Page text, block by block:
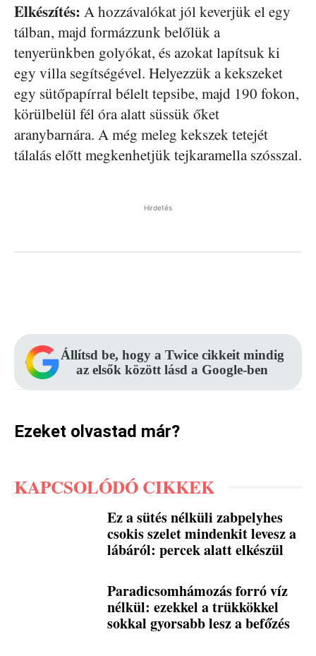
Elkészítés: A hozzávalókat jól keverjük el egy
tálban, majd formázzunk belőlük a
tenyerünkben golyókat, és azokat lapítsuk ki
egy villa segítségével. Helyezzük a kekszeket
egy sütőpapírral bélelt tepsibe, majd 190 fokon,
körülbelül fél óra alatt süssük őket
aranybarnára. A még meleg kekszek tetejét
tálalás előtt megkenhetjük tejkaramella szósszal.
Hirdetés
Állítsd be, hogy a Twice cikkeit mindig
az elsők között lásd a Google-ben
Ezeket olvastad már?
KAPCSOLÓDÓ CIKKEK
Ez a sütés nélküli zabpelyhes
csokis szelet mindenkit levesz a
lábáról: percek alatt elkészül
Paradicsomhámozás forró víz
nélkül: ezekkel a trükkökkel
sokkal gyorsabb lesz a befőzés